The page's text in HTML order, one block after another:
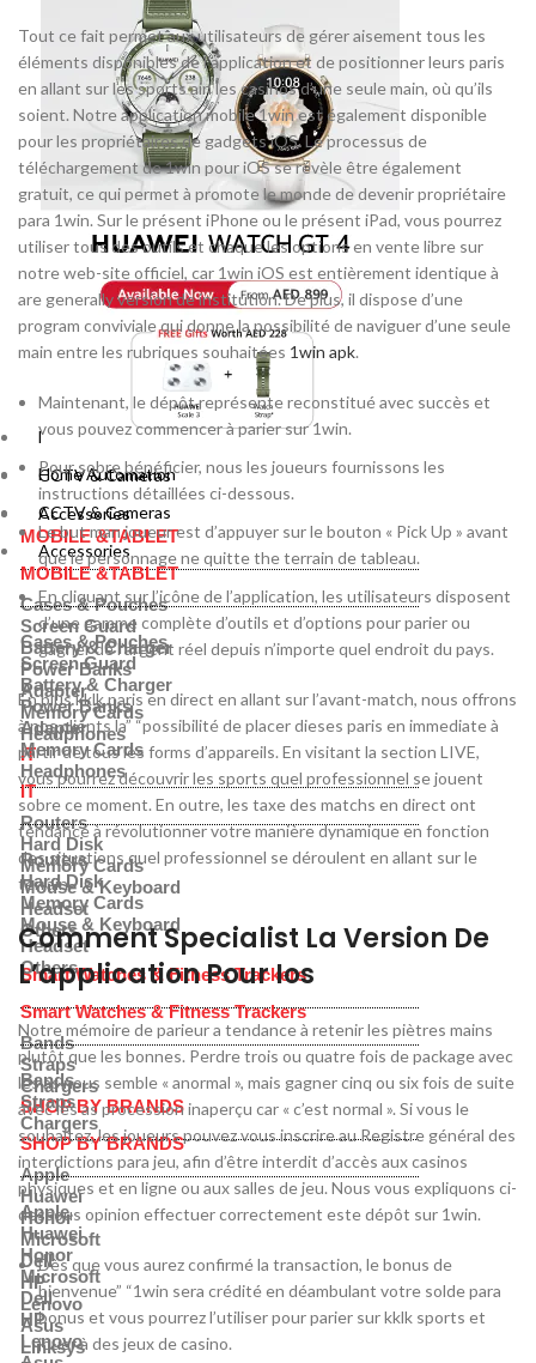
Home Automation
CCTV & Cameras
Accessories
MOBILE &TABLET
Cases & Pouches
Screen Guard
Battery & Charger
Power Banks
Adapter
Memory Cards
Headphones
IT
Routers
Hard Disk
Memory Cards
Mouse & Keyboard
Headset
Others
Smart Watches & Fitness Trackers
Bands
Straps
Chargers
SHOP BY BRANDS
Apple
Huawei
Honor
Microsoft
Dell
HP
Lenovo
Asus
Linksys
Home Automation
CCTV & Cameras
Accessories
MOBILE &TABLET
Cases & Pouches
Screen Guard
Battery & Charger
Power Banks
Adapter
Memory Cards
Headphones
IT
Routers
Hard Disk
Memory Cards
Mouse & Keyboard
Headset
Others
Smart Watches & Fitness Trackers
Bands
Straps
Chargers
SHOP BY BRANDS
Apple
Huawei
Honor
Microsoft
Dell
HP
Lenovo
Tout ce fait permet aux utilisateurs de gérer aisement tous les
éléments disponibles de l’application et de positionner leurs paris
en allant sur les sports ain les casinos d’une seule main, où qu’ils
soient. Notre application mobile 1win est également disponible
pour les propriétaires de gadgets iOS. Le processus de
téléchargement de 1win pour iOS se révèle être également
gratuit, ce qui permet à promote le monde de devenir propriétaire
para 1win. Sur le présent iPhone ou le présent iPad, vous pourrez
utiliser tous des outils et chaque les options en vente libre sur
notre web-site officiel, car 1win iOS est entièrement identique à
are generally version de institution. De plus, il dispose d’une
program conviviale qui donne la possibilité de naviguer d’une seule
main entre les rubriques souhaitées 1win apk.
Maintenant, le dépôt représente reconstitué avec succès et
vous pouvez commencer à parier sur 1win.
Pour sobre bénéficier, nous les joueurs fournissons les
instructions détaillées ci-dessous.
Le but man joueur est d’appuyer sur le bouton « Pick Up » avant
que le personnage ne quitte the terrain de tableau.
En cliquant sur l’icône de l’application, les utilisateurs disposent
d’une gamme complète d’outils et d’options pour parier ou
gagner de l’argent réel depuis n’importe quel endroit du pays.
En plus kklk paris en direct en allant sur l’avant-match, nous offrons
à nos clients la” “possibilité de placer dieses paris en immediate à
partir de tous les forms d’appareils. En visitant la section LIVE,
vous pourrez découvrir les sports quel professionnel se jouent
sobre ce moment. En outre, les taxe des matchs en direct ont
tendance à révolutionner votre manière dynamique en fonction
des situations quel professionnel se déroulent en allant sur le
terrain.
Comment Specialist La Version De
L’application Pour Ios
Notre mémoire de parieur a tendance à retenir les piètres mains
plutôt que les bonnes. Perdre trois ou quatre fois de package avec
les as nous semble « anormal », mais gagner cinq ou six fois de suite
avec les as procession inaperçu car « c’est normal ». Si vous le
souhaitez, les joueurs pouvez vous inscrire au Registre général des
interdictions para jeu, afin d’être interdit d’accès aux casinos
physiques et en ligne ou aux salles de jeu. Nous vous expliquons ci-
dessous opinion effectuer correctement este dépôt sur 1win.
Dès que vous aurez confirmé la transaction, le bonus de
bienvenue” “1win sera crédité en déambulant votre solde para
bonus et vous pourrez l’utiliser pour parier sur kklk sports et
jouer à des jeux de casino.